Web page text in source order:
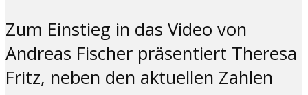
Zum Einstieg in das Video von
Andreas Fischer präsentiert Theresa
Fritz, neben den aktuellen Zahlen